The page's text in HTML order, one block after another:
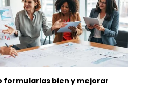
formularlas bien y mejorar